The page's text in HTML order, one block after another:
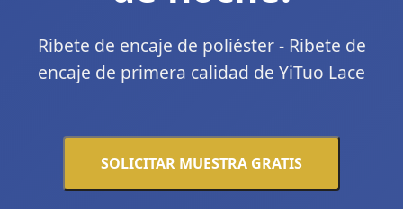
Ribete de encaje de poliéster - Ribete de
encaje de primera calidad de YiTuo Lace
SOLICITAR MUESTRA GRATIS